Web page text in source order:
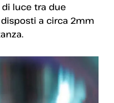
luce tra due
a circa 2mm